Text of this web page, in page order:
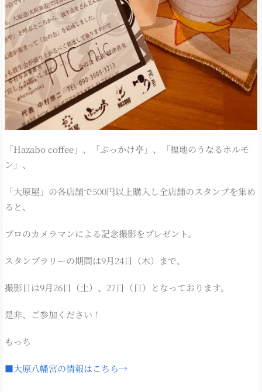
「Hazabo coffee」、「ぶっかけ亭」、「福地のうなるホルモ
ン」、
「大原屋」の各店舗で500円以上購入し全店舗のスタンプを集め
ると、
プロのカメラマンによる記念撮影をプレゼント。
スタンプラリーの期間は9月24日（木）まで、
撮影日は9月26日（土）、27日（日）となっております。
是非、ご参加ください！
もっち
■大原八幡宮の情報はこちら→